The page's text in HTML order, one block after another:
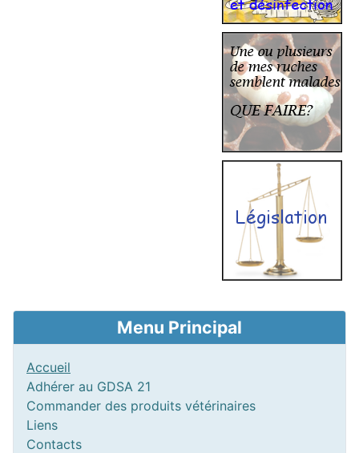
Menu Principal
Accueil
Adhérer au GDSA 21
Commander des produits vétérinaires
Liens
Contacts